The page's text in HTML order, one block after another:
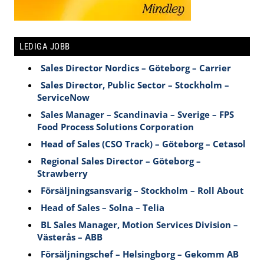
LEDIGA JOBB
Sales Director Nordics – Göteborg – Carrier
Sales Director, Public Sector – Stockholm –
ServiceNow
Sales Manager – Scandinavia – Sverige – FPS
Food Process Solutions Corporation
Head of Sales (CSO Track) – Göteborg – Cetasol
Regional Sales Director – Göteborg –
Strawberry
Försäljningsansvarig – Stockholm – Roll About
Head of Sales – Solna – Telia
BL Sales Manager, Motion Services Division –
Västerås – ABB
Försäljningschef – Helsingborg – Gekomm AB